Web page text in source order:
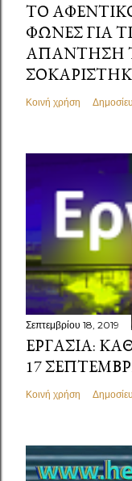
ΤΟ
ΦΩΝΈΣ ΓΙΑ
ΑΠΆΝΤΗΣΗ
Κοινή χρήση
Σεπτεμβρίου 18, 2019
ΕΡΓΑΣΊΑ:
17
Κοινή χρήση